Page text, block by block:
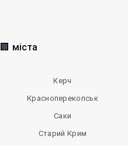
міста
Керч
Красноперекопськ
Саки
Старий Крим